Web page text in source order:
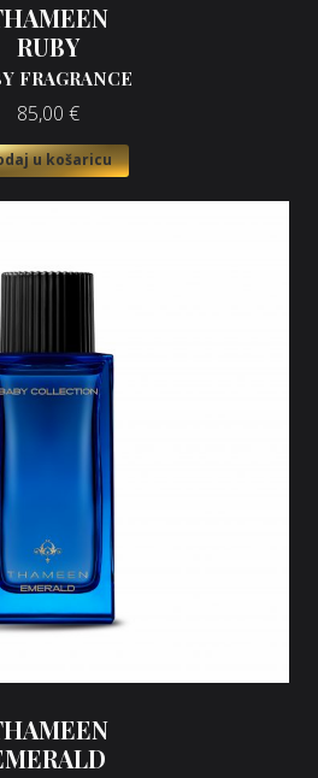
RUBY
FRAGRANCE
85,00 €
u košaricu